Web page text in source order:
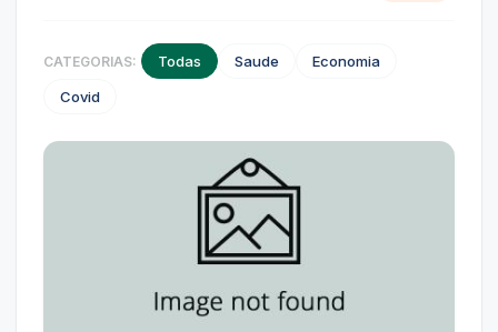
CATEGORIAS: Todas Saude
Economia
Covid